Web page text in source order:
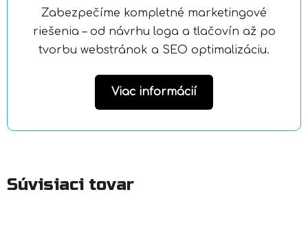
Zabezpečíme kompletné marketingové
riešenia – od návrhu loga a tlačovín až po
tvorbu webstránok a SEO optimalizáciu.
Viac informácií
Súvisiaci tovar